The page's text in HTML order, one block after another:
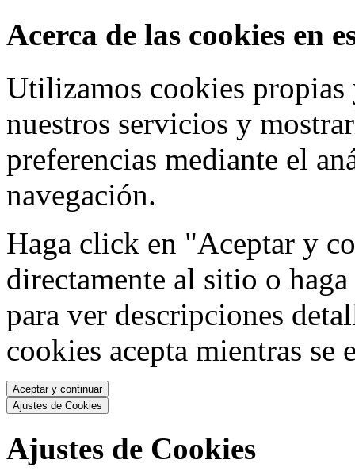
Acerca de las cookies en
Utilizamos cookies propias
nuestros servicios y
preferencias mediante el
navegación.
Haga click en "Aceptar y
directamente al sitio o
para ver descripciones
cookies acepta mientras se
Aceptar y continuar
Ajustes de Cookies
Ajustes de Cookies